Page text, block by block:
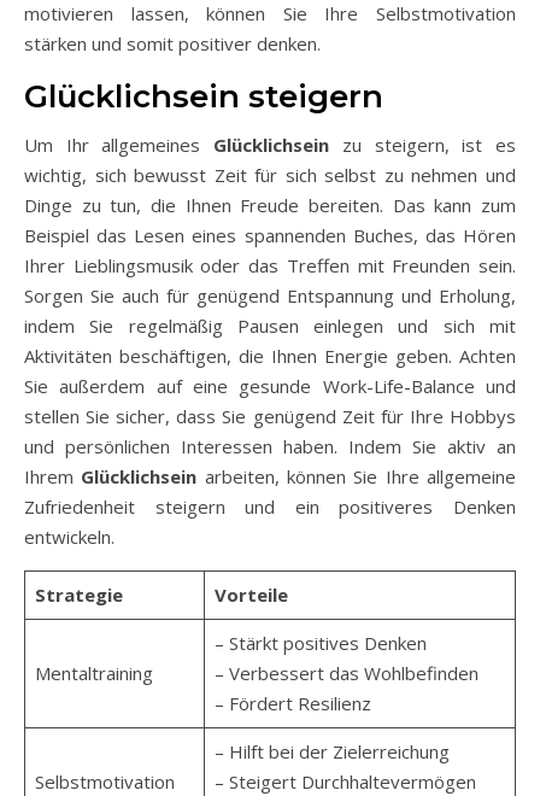
motivieren lassen, können Sie Ihre Selbstmotivation
stärken und somit positiver denken.
Glücklichsein steigern
Um Ihr allgemeines Glücklichsein zu steigern, ist es
wichtig, sich bewusst Zeit für sich selbst zu nehmen und
Dinge zu tun, die Ihnen Freude bereiten. Das kann zum
Beispiel das Lesen eines spannenden Buches, das Hören
Ihrer Lieblingsmusik oder das Treffen mit Freunden sein.
Sorgen Sie auch für genügend Entspannung und Erholung,
indem Sie regelmäßig Pausen einlegen und sich mit
Aktivitäten beschäftigen, die Ihnen Energie geben. Achten
Sie außerdem auf eine gesunde Work-Life-Balance und
stellen Sie sicher, dass Sie genügend Zeit für Ihre Hobbys
und persönlichen Interessen haben. Indem Sie aktiv an
Ihrem Glücklichsein arbeiten, können Sie Ihre allgemeine
Zufriedenheit steigern und ein positiveres Denken
entwickeln.
Strategie Vorteile
Mentaltraining
– Stärkt positives Denken
– Verbessert das Wohlbefinden
– Fördert Resilienz
Selbstmotivation
– Hilft bei der Zielerreichung
– Steigert Durchhaltevermögen